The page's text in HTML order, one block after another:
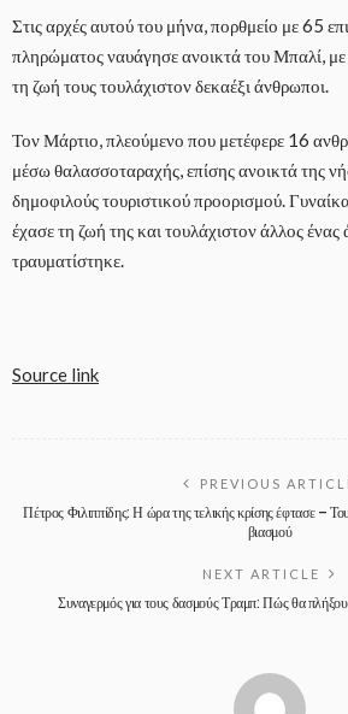
Στις αρχές αυτού του μήνα, πορθμείο με 65
πληρώματος ναυάγησε ανοικτά του Μπαλί,
τη ζωή τους τουλάχιστον δεκαέξι άνθρωποι.
Τον Μάρτιο, πλεούμενο που μετέφερε 16
μέσω θαλασσοταραχής, επίσης ανοικτά της
δημοφιλούς τουριστικού προορισμού.
έχασε τη ζωή της και τουλάχιστον άλλος
τραυματίστηκε.
Source link
PREVIOUS
Πέτρος Φιλιππίδης: Η ώρα της τελικής κρίσης έφτασε –
βιασμού
NEXT ARTICLE
Συναγερμός για τους δασμούς Τραμπ: Πώς θα